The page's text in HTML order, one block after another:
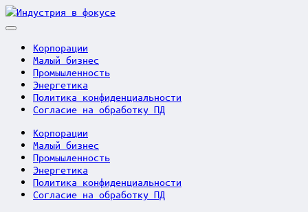
Skip
to
Индустрия
Корпорации
Малый бизнес
Промышленность
Энергетика
Политика конфиденциальности
Согласие на обработку ПД
Корпорации
Малый бизнес
Промышленность
Энергетика
Политика конфиденциальности
Согласие на обработку ПД